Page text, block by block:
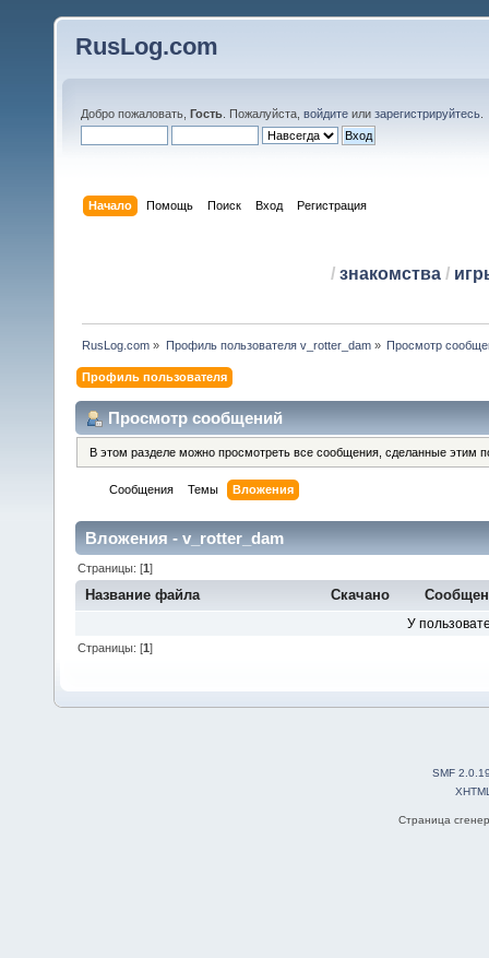
RusLog.com
Добро пожаловать, Гость . Пожалуйста, войдите или зарегистрируйтесь
Начало Помощь Поиск Вход Регистрация
/ знакомства/
RusLog.com » Профиль пользователя v_rotter_dam» Просмотр
Профиль пользователя
Просмотр сообщений
В этом разделе можно просмотреть все сообщения, сделанные этим
Сообщения Темы Вложения
Вложения - v_rotter_dam
Страницы: [1]
Название файла Скачано
У
Страницы: [1]
SMF
Страница